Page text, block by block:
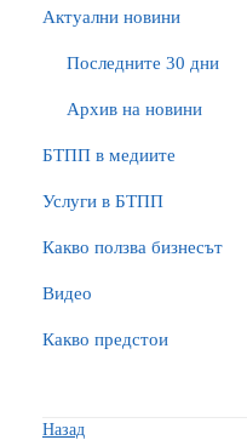
Актуални новини
Последните 30 дни
Архив на новини
БTПП в медиите
Услуги в БТПП
Какво ползва бизнесът
Видео
Какво предстои
Назад